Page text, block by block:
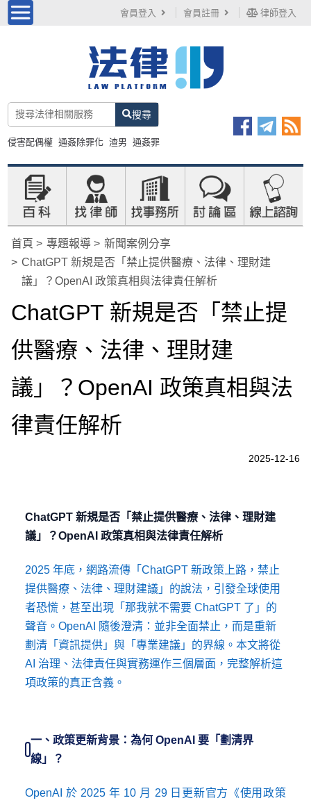
會員登入 會員註冊 律師登入
搜尋
侵害配偶權 通姦除罪化 渣男 通姦罪
首頁 專題報導
新聞案例分享
ChatGPT 新規是否「禁止提供醫療、法律、理財建
議」？OpenAI 政策真相與法律責任解析
ChatGPT 新規是否「禁止提
供醫療、法律、理財建
議」？OpenAI 政策真相與法
律責任解析
2025-12-16
ChatGPT 新規是否「禁止提供醫療、法律、理財建
議」？OpenAI 政策真相與法律責任解析
2025 年底，網路流傳「ChatGPT 新政策上路，禁止
提供醫療、法律、理財建議」的說法，引發全球使用
者恐慌，甚至出現「那我就不需要 ChatGPT 了」的
聲音。OpenAI 隨後澄清：並非全面禁止，而是重新
劃清「資訊提供」與「專業建議」的界線。本文將從
AI 治理、法律責任與實務運作三個層面，完整解析這
項政策的真正含義。
一、政策更新背景：為何 OpenAI 要「劃清界
線」？
OpenAI 於 2025 年 10 月 29 日更新官方《使用政策